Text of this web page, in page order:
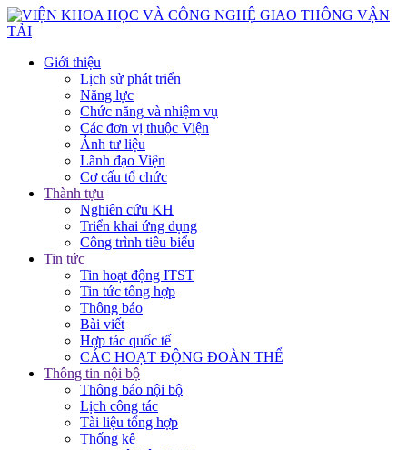
Giới thiệu
Lịch sử phát triển
Năng lực
Chức năng và nhiệm vụ
Các đơn vị thuộc Viện
Ảnh tư liệu
Lãnh đạo Viện
Cơ cấu tổ chức
Thành tựu
Nghiên cứu KH
Triển khai ứng dụng
Công trình tiêu biểu
Tin tức
Tin hoạt động ITST
Tin tức tổng hợp
Thông báo
Bài viết
Hợp tác quốc tế
CÁC HOẠT ĐỘNG ĐOÀN THỂ
Thông tin nội bộ
Thông báo nội bộ
Lịch công tác
Tài liệu tổng hợp
Thống kê